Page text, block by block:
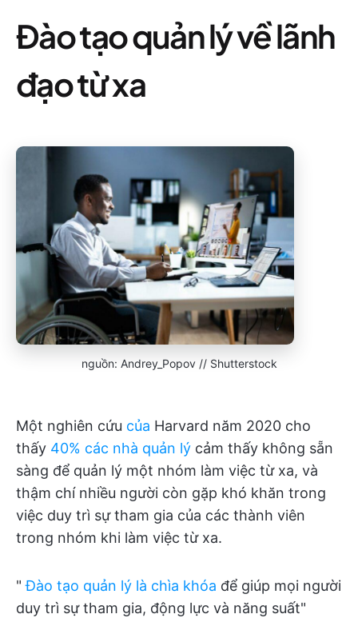
Đào tạo quản lý về lãnh
đạo từ xa
nguồn: Andrey_Popov // Shutterstock
Một nghiên cứu của Harvard năm 2020 cho
thấy 40% các nhà quản lý cảm thấy không sẵn
sàng để quản lý một nhóm làm việc từ xa, và
thậm chí nhiều người còn gặp khó khăn trong
việc duy trì sự tham gia của các thành viên
trong nhóm khi làm việc từ xa.
"Đào tạo quản lý là chìa khóa để giúp mọi người
duy trì sự tham gia, động lực và năng suất"